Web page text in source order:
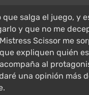
salga el juego, y
y que no me
Scissor me
expliquen quién
al
una opinión más